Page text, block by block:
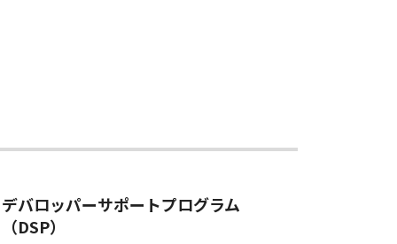
デバロッパーサポートプログラム
（DSP）